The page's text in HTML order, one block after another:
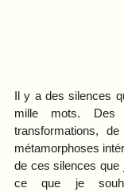
Il y a des silences
mille mots. Des
transformations,
métamorphoses
de ces silences que
ce que je